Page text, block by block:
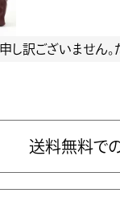
申し訳ございません
送料無料で